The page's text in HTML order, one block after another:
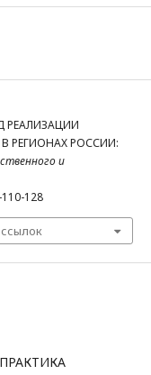
РЕАЛИЗАЦИИ
РЕГИОНАХ РОССИИ:
и
128